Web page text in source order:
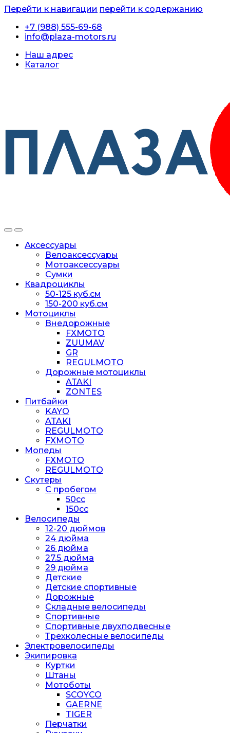
Перейти к навигации перейти к содержанию
+7 (988) 555-69-68
info@plaza-motors.ru
Наш адрес
Каталог
Аксессуары
Велоаксессуары
Мотоаксессуары
Сумки
Квадроциклы
50-125 куб.см
150-200 куб.см
Мотоциклы
Внедорожные
FXMOTO
ZUUMAV
GR
REGULMOTO
Дорожные мотоциклы
ATAKI
ZONTES
Питбайки
KAYO
ATAKI
REGULMOTO
FXMOTO
Мопеды
FXMOTO
REGULMOTO
Скутеры
С пробегом
50cc
150cc
Велосипеды
12-20 дюймов
24 дюйма
26 дюйма
27.5 дюйма
29 дюйма
Детские
Детские спортивные
Дорожные
Складные велосипеды
Спортивные
Спортивные двухподвесные
Трехколесные велосипеды
Электровелосипеды
Экипировка
Куртки
Штаны
Мотоботы
SCOYCO
GAERNE
TIGER
Перчатки